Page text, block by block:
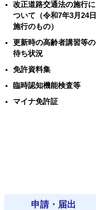
改正道路交通法の施行に
ついて（令和7年3月24日
施行のもの）
更新時の高齢者講習等の
待ち状況
免許資料集
臨時認知機能検査等
マイナ免許証
申請・届出